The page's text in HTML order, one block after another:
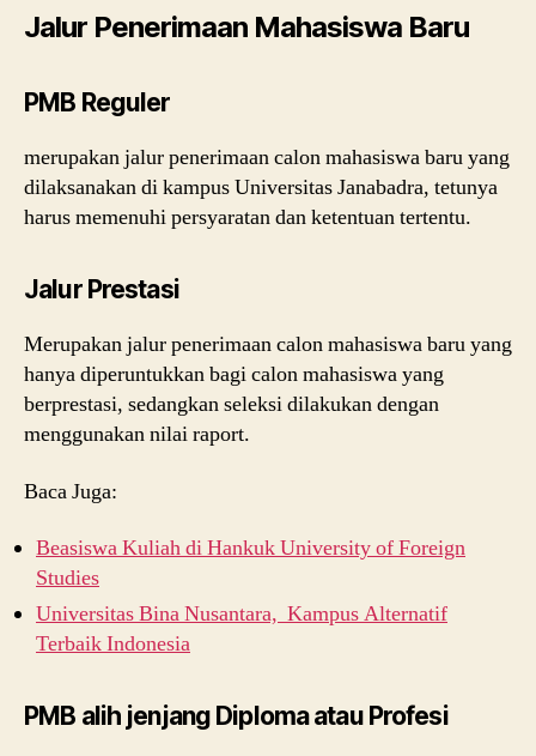
Jalur Penerimaan Mahasiswa Baru
PMB Reguler
merupakan jalur penerimaan calon mahasiswa baru yang
dilaksanakan di kampus Universitas Janabadra, tetunya
harus memenuhi persyaratan dan ketentuan tertentu.
Jalur Prestasi
Merupakan jalur penerimaan calon mahasiswa baru yang
hanya diperuntukkan bagi calon mahasiswa yang
berprestasi, sedangkan seleksi dilakukan dengan
menggunakan nilai raport.
Baca Juga:
Beasiswa Kuliah di Hankuk University of Foreign
Studies
Universitas Bina Nusantara, Kampus Alternatif
Terbaik Indonesia
PMB alih jenjang Diploma atau Profesi